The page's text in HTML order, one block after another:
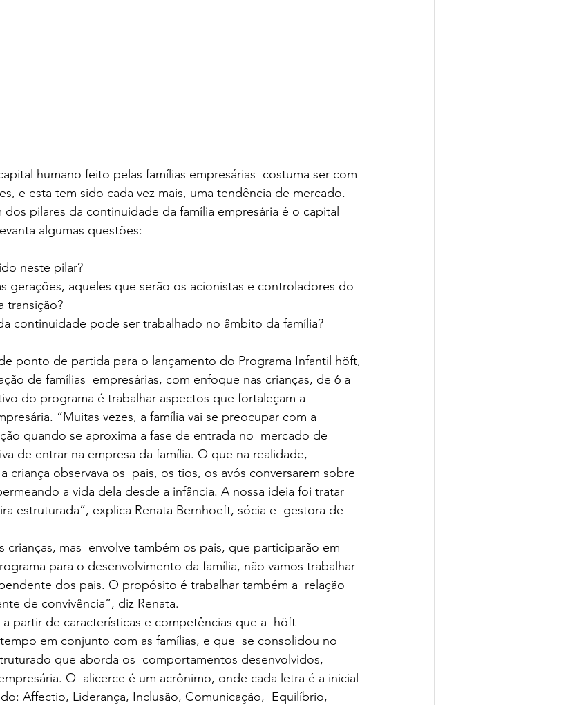
humano feito pelas famílias empresárias  costuma ser com
e esta tem sido cada vez mais, uma tendência de mercado.
pilares da continuidade da família empresária é o capital
algumas questões:
neste pilar?
gerações, aqueles que serão os acionistas e controladores do
transição?
continuidade pode ser trabalhado no âmbito da família?
de famílias  empresárias, com enfoque nas crianças, de 6 a
do programa é trabalhar aspectos que fortaleçam a
“Muitas vezes, a família vai se preocupar com a
quando se aproxima a fase de entrada no  mercado de
de entrar na empresa da família. O que na realidade,
criança observava os  pais, os tios, os avós conversarem sobre
a vida dela desde a infância. A nossa ideia foi tratar
estruturada”, explica Renata Bernhoeft, sócia e  gestora de
para o desenvolvimento da família, não vamos trabalhar
dos pais. O propósito é trabalhar também a  relação
de convivência”, diz Renata.
em conjunto com as famílias, e que  se consolidou no
que aborda os  comportamentos desenvolvidos,
O  alicerce é um acrônimo, onde cada letra é a inicial
Affectio, Liderança, Inclusão, Comunicação,  Equilíbrio,